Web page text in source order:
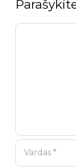
Komentaras
Vardas
El.paštas
Tinklalapis